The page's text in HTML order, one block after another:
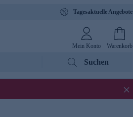
Tagesaktuelle Angebote
Mein Konto Warenkorb
Suchen